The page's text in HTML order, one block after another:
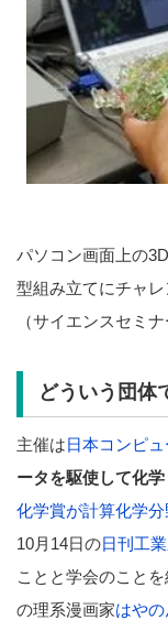
パソコン画面上の
型組み立てにチャ
（サイエンスセミ
どういう団体
主催は日本コンピ
ータを駆使して化学
化学賞が計算化学
10月14日の日刊工
ことと学会のこと
の理系漫画家はやの